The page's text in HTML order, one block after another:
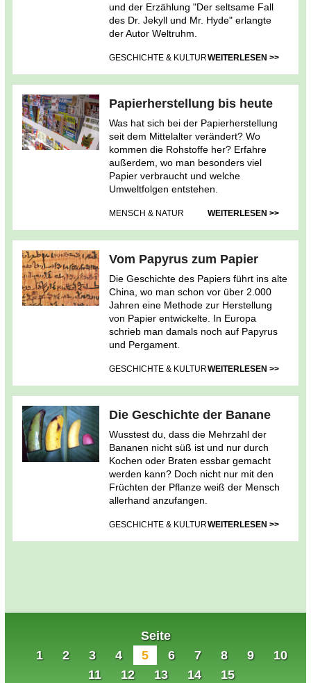
und der Erzählung "Der seltsame Fall
des Dr. Jekyll und Mr. Hyde" erlangte
der Autor Weltruhm.
GESCHICHTE & KULTURWEITERLESEN >>
Papierherstellung bis heute
Was hat sich bei der Papierherstellung
seit dem Mittelalter verändert? Wo
kommen die Rohstoffe her? Erfahre
außerdem, wo man besonders viel
Papier verbraucht und welche
Umweltfolgen entstehen.
MENSCH & NATUR WEITERLESEN >>
Vom Papyrus zum Papier
Die Geschichte des Papiers führt ins alte
China, wo man schon vor über 2.000
Jahren eine Methode zur Herstellung
von Papier entwickelte. In Europa
schrieb man damals noch auf Papyrus
und Pergament.
GESCHICHTE & KULTURWEITERLESEN >>
Die Geschichte der Banane
Wusstest du, dass die Mehrzahl der
Bananen nicht süß ist und nur durch
Kochen oder Braten essbar gemacht
werden kann? Doch nicht nur mit den
Früchten der Pflanze weiß der Mensch
allerhand anzufangen.
GESCHICHTE & KULTURWEITERLESEN >>
Seite
1
2 3 4 5 6 7 8 9
10
11
12 13 14 15